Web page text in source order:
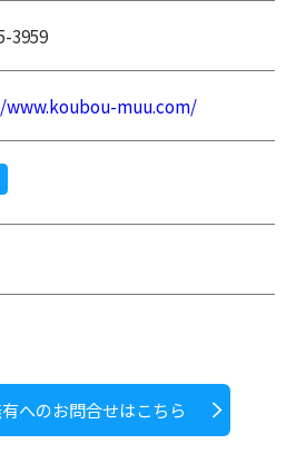
3959
muu.com/
へのお問合せはこちら